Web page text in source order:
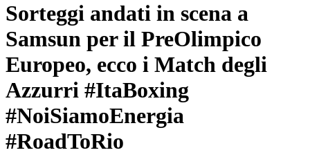
Sorteggi andati in scena a
Samsun per il PreOlimpico
Europeo, ecco i Match degli
Azzurri #ItaBoxing
#NoiSiamoEnergia
#RoadToRio